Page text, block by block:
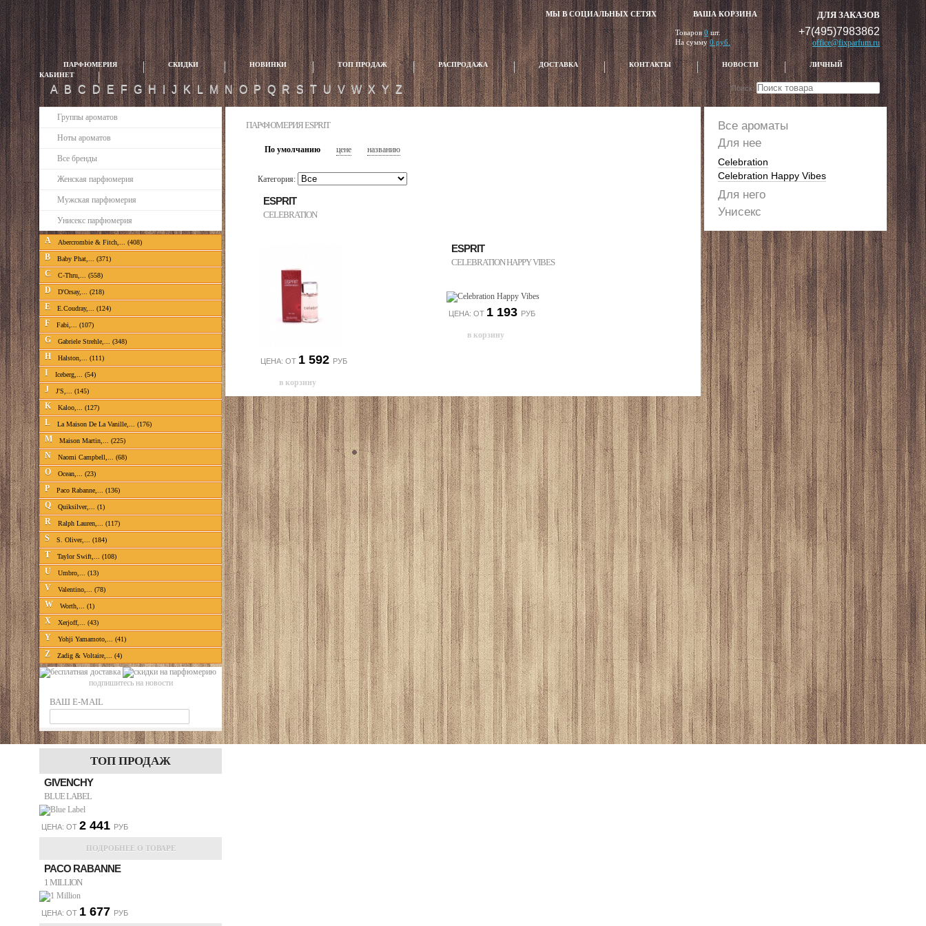
ДЛЯ ЗАКАЗОВ
+7(495)7983862
office@fixparfum.ru
ВАША КОРЗИНА
Товаров0шт.
На сумму0 руб.
МЫ В СОЦИАЛЬНЫХ СЕТЯХ
ПАРФЮМЕРИЯ СКИДКИ НОВИНКИ ТОП ПРОДАЖ РАСПРОДАЖА ДОСТАВКА КОНТАКТЫ НОВОСТИ
ЛИЧНЫЙ
КАБИНЕТ
A B C D E F G H I J K L M N O P Q R S T U V W X Y Z Поиск:
Группы ароматов
Ноты ароматов
Все бренды
Женская парфюмерия
Мужская парфюмерия
Унисекс парфюмерия
A Abercrombie & Fitch,... (408)
B Baby Phat,... (371)
C C-Thru,... (558)
D D'Orsay,... (218)
E E.Coudray,... (124)
F Fabi,... (107)
G Gabriele Strehle,... (348)
H Halston,... (111)
I Iceberg,... (54)
J J'S,... (145)
K Kaloo,... (127)
L La Maison De La Vanille,... (176)
M Maison Martin,... (225)
N Naomi Campbell,... (68)
O Ocean,... (23)
P Paco Rabanne,... (136)
Q Quiksilver,... (1)
R Ralph Lauren,... (117)
S S. Oliver,... (184)
T Taylor Swift,... (108)
U Umbro,... (13)
V Valentino,... (78)
W Worth,... (1)
X Xerjoff,... (43)
Y Yohji Yamamoto,... (41)
Z Zadig & Voltaire,... (4)
подпишитесь на новости
ВАШ E-MAIL
ТОП ПРОДАЖ
GIVENCHY
BLUE LABEL
ЦЕНА: ОТ 2 441 РУБ
ПОДРОБНЕЕ О ТОВАРЕ
PACO RABANNE
1 MILLION
ЦЕНА: ОТ 1 677 РУБ
ПАРФЮМЕРИЯ ESPRIT
По умолчанию цене названию
Категория:
ESPRIT
CELEBRATION
ЦЕНА: ОТ 1 592 РУБ
ESPRIT
CELEBRATION HAPPY VIBES
ЦЕНА: ОТ 1 193 РУБ
Все ароматы
Для нее
Celebration
Celebration Happy Vibes
Для него
Унисекс